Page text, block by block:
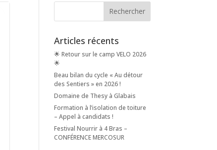
Articles récents
🌟 Retour sur le camp VELO 2026
🌟
Beau bilan du cycle « Au détour
des Sentiers » en 2026 !
Domaine de Thesy à Glabais
Formation à l’isolation de toiture
– Appel à candidats !
Festival Nourrir à 4 Bras –
CONFÉRENCE MERCOSUR